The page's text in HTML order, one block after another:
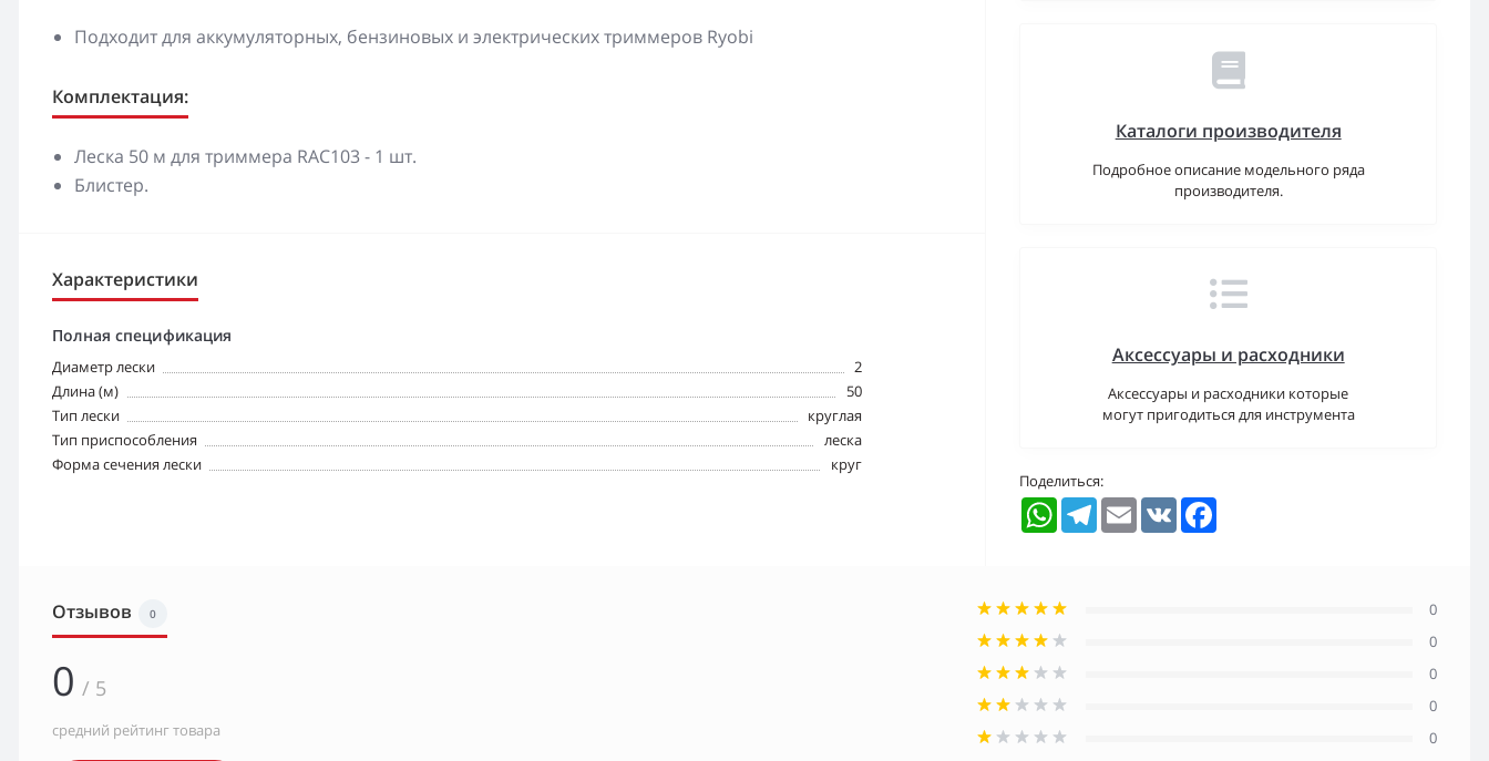
Подходит для аккумуляторных, бензиновых и электрических триммеров Ryobi
Комплектация:
Леска 50 м для триммера RAC103 - 1 шт.
Блистер.
Характеристики
Полная спецификация
Диаметр лески
2
Длина (м)
50
Тип лески
круглая
Тип приспособления
леска
Форма сечения лески
круг
Каталоги производителя
Подробное описание модельного ряда
производителя.
Аксессуары и расходники
Аксессуары и расходники которые
могут пригодиться для инструмента
Поделиться:
WhatsAppTelegramEmail VK
Отзывов 0
0 / 5
средний рейтинг товара
0
0
0
0
0